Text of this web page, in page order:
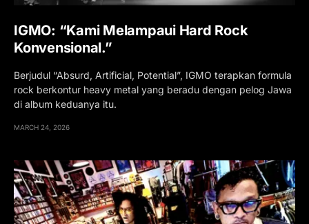
IGMO: “Kami Melampaui Hard Rock
Konvensional.”
Berjudul “Absurd, Artificial, Potential”, IGMO terapkan formula
rock berkontur heavy metal yang beradu dengan pelog Jawa
di album keduanya itu.
MARCH 24, 2026